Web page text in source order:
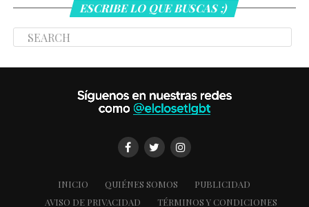
ESCRIBE LO QUE BUSCAS ;)
INICIO QUIÉNES SOMOS
PUBLICIDAD
AVISO DE PRIVACIDAD
TÉRMINOS Y CONDICIONES